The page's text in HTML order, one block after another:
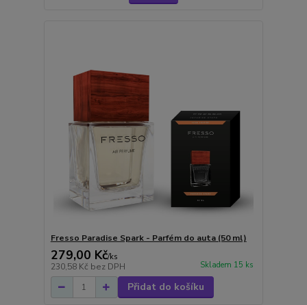
Fresso Paradise Spark - Parfém do auta (50 ml)
279,00 Kč/ks
230,58 Kč bez DPH Skladem 15 ks
Přidat do košíku